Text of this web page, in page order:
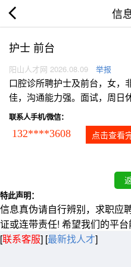
信
护士 前台
阳山人才网 2026.08.09 举报
口腔诊所聘护士及前台，女，
佳，沟通能力强。面试，周日
联系人手机/微信：
132****3608 点击查看
特此声明：
信息真伪请自行辨别，求职应
证或连带责任! 希望我们的平台
[联系客服] [最新找人才]